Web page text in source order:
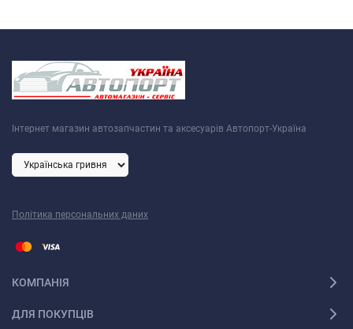
Інтернет магазин автозапчастин та аксесуарів Автопорт-Україна
Політика персональних даних
КОМПАНІЯ
ДЛЯ ПОКУПЦІВ